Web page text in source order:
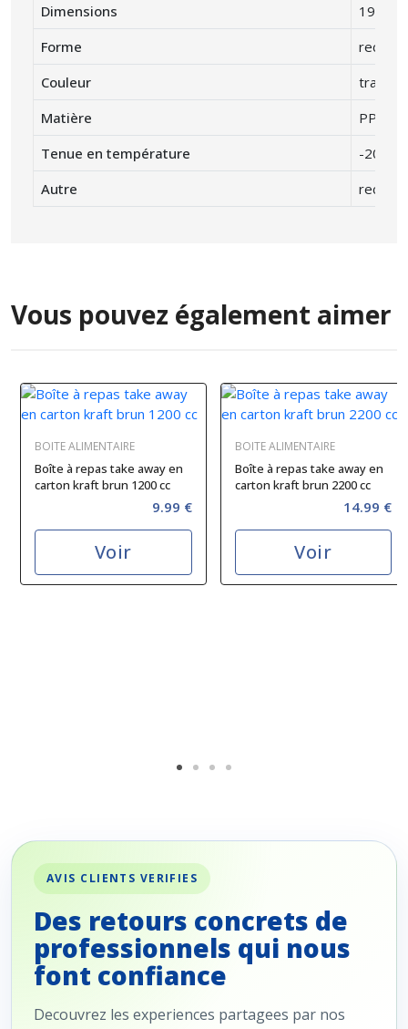
Dimensions
190 x
Forme
Couleur
Matière
PP
Tenue en température
-20° C
Autre
Vous pouvez également aimer
BOITE ALIMENTAIRE
Boîte à repas take away en
carton kraft brun 1200 cc
9.99 €
Voir
BOITE ALIMENTAIRE
Boîte à repas take away en
carton kraft brun 2200 cc
14.99 €
Voir
AVIS CLIENTS VERIFIES
Des retours concrets de
professionnels qui nous
font confiance
Decouvrez les experiences partagees par nos